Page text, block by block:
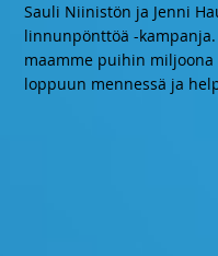
Sauli Niinistön ja Jenni
linnunpönttöä -
maamme puihin
loppuun mennessä ja